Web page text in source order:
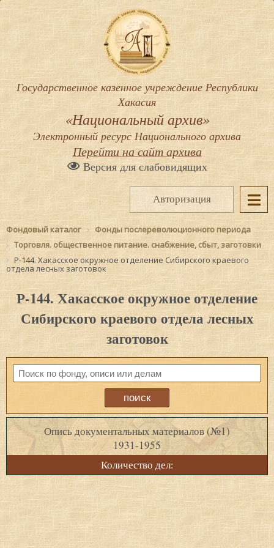
Государственное казенное учреждение Республики
Хакасия
«Национальный архив»
Электронный ресурс Национального архива
Перейти на сайт архива
Версия для слабовидящих
Авторизация
Фондовый каталог
Фонды послереволюционного периода
Торговля. общественное питание. снабжение, сбыт, заготовки
Р-144. Хакасское окружное отделение Сибирского краевого
отдела лесных заготовок
Р-144. Хакасское окружное отделение
Сибирского краевого отдела лесных
заготовок
Опись документальных материалов (№1)
1931-1955
Количество дел: